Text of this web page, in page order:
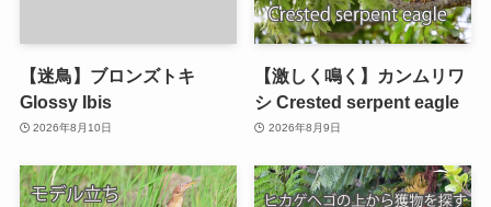
【迷鳥】ブロンズトキ
Glossy Ibis
2026年8月10日
【激しく鳴く】カンムリワ
シ Crested serpent eagle
2026年8月9日